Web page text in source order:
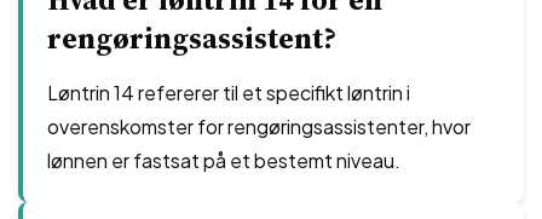
rengøringsassistent?
Løntrin 14 refererer til et specifikt løntrin i
overenskomster for rengøringsassistenter, hvor
lønnen er fastsat på et bestemt niveau.